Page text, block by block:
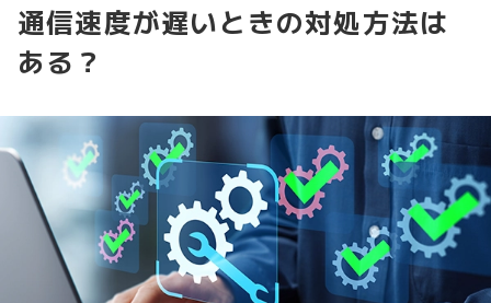
通信速度が遅いときの対処方法は
ある？